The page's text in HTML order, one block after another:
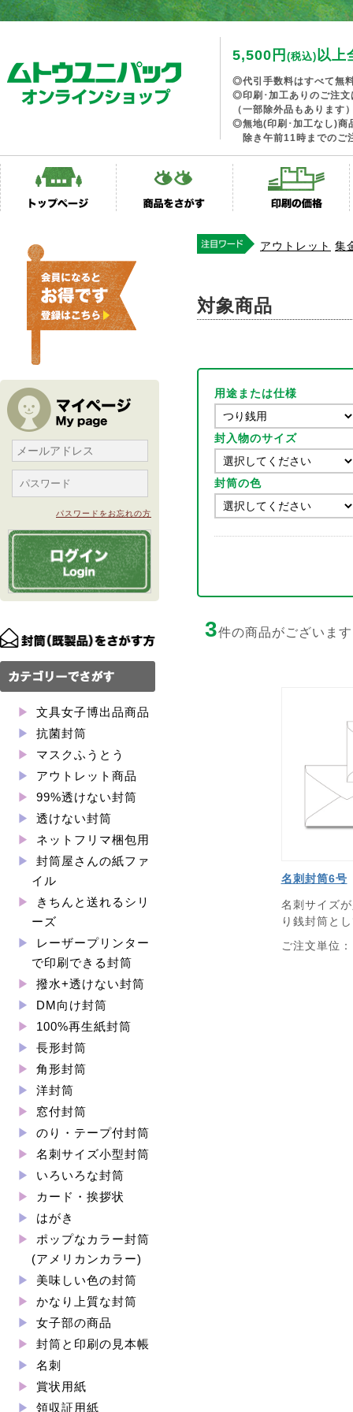
5,500円 (税込)以上
◎代引手数料はすべて無
◎印刷･加工ありのご注文
（一部除外品もあります
◎無地(印刷･加工なし)商
除き午前11時までのご
パスワードをお忘れの方
文具女子博出品商品
抗菌封筒
マスクふうとう
アウトレット商品
99%透けない封筒
透けない封筒
ネットフリマ梱包用
封筒屋さんの紙ファ
イル
きちんと送れるシリ
ーズ
レーザープリンター
で印刷できる封筒
撥水+透けない封筒
DM向け封筒
100%再生紙封筒
長形封筒
角形封筒
洋封筒
窓付封筒
のり・テープ付封筒
名刺サイズ小型封筒
いろいろな封筒
カード・挨拶状
はがき
ポップなカラー封筒
(アメリカンカラー)
美味しい色の封筒
かなり上質な封筒
女子部の商品
封筒と印刷の見本帳
名刺
賞状用紙
領収証用紙
アウトレット 集
対象商品
用途または仕様
封入物のサイズ
封筒の色
3件の商品がございま
名刺封筒6号
名刺サイズ
り銭封筒と
ご注文単位